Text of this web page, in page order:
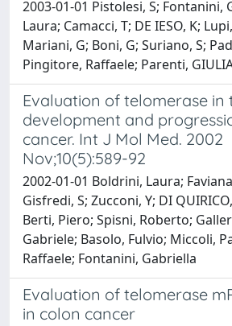
2003-01-01 Pistolesi, S; Fontanini,
Laura; Camacci, T; DE IESO, K;
Mariani, G; Boni, G; Suriano, S;
Pingitore, Raffaele; Parenti,
Evaluation of telomerase in
development and
cancer. Int J Mol Med. 2002
Nov;10(5):589-92
2002-01-01 Boldrini, Laura;
Gisfredi, S; Zucconi, Y; DI
Berti, Piero; Spisni, Roberto;
Gabriele; Basolo, Fulvio; Miccoli,
Raffaele; Fontanini, Gabriella
Evaluation of telomerase
in colon cancer